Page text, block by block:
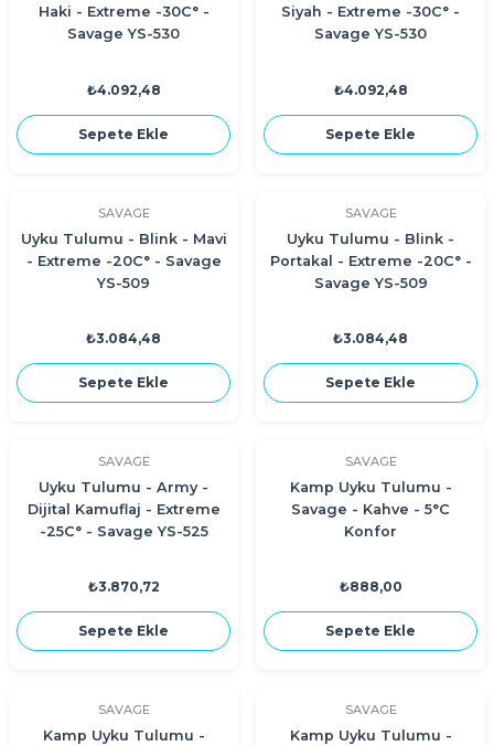
Haki - Extreme -30C° -
Savage YS-530
₺4.092,48
Sepete Ekle
Siyah - Extreme -30C° -
Savage YS-530
₺4.092,48
Sepete Ekle
SAVAGE
Uyku Tulumu - Blink - Mavi
- Extreme -20C° - Savage
YS-509
₺3.084,48
Sepete Ekle
SAVAGE
Uyku Tulumu - Blink -
Portakal - Extreme -20C° -
Savage YS-509
₺3.084,48
Sepete Ekle
SAVAGE
Uyku Tulumu - Army -
Dijital Kamuflaj - Extreme
-25C° - Savage YS-525
₺3.870,72
Sepete Ekle
SAVAGE
Kamp Uyku Tulumu -
Savage - Kahve - 5°C
Konfor
₺888,00
Sepete Ekle
SAVAGE
Kamp Uyku Tulumu -
SAVAGE
Kamp Uyku Tulumu -